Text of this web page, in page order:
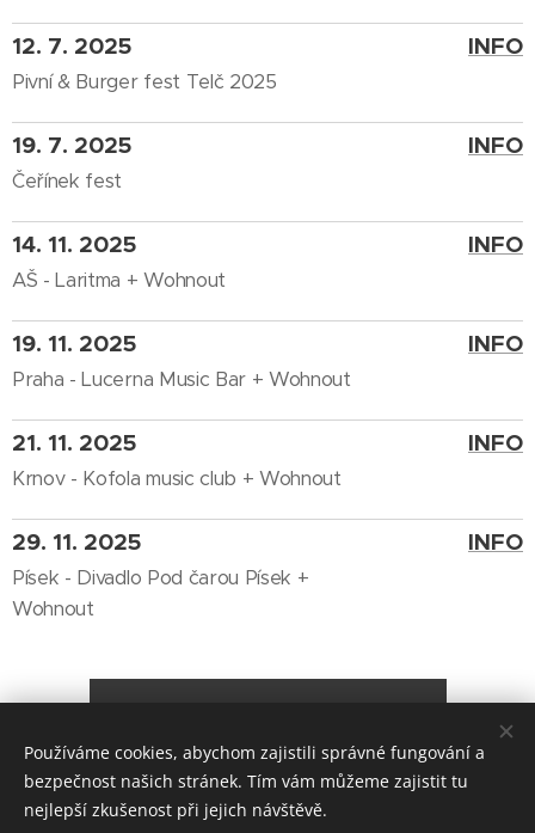
12. 7. 2025
Pivní & Burger fest Telč 2025
INFO
19. 7. 2025
Čeřínek fest
INFO
14. 11. 2025
AŠ - Laritma + Wohnout
INFO
19. 11. 2025
Praha - Lucerna Music Bar + Wohnout
INFO
21. 11. 2025
Krnov - Kofola music club + Wohnout
INFO
29. 11. 2025
Písek - Divadlo Pod čarou Písek +
Wohnout
INFO
Používáme cookies, abychom zajistili správné fungování a
bezpečnost našich stránek. Tím vám můžeme zajistit tu
nejlepší zkušenost při jejich návštěvě.